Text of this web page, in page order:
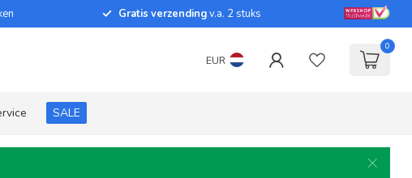
Gratis verzendingv.a. 2 stuks
EUR
0
SALE